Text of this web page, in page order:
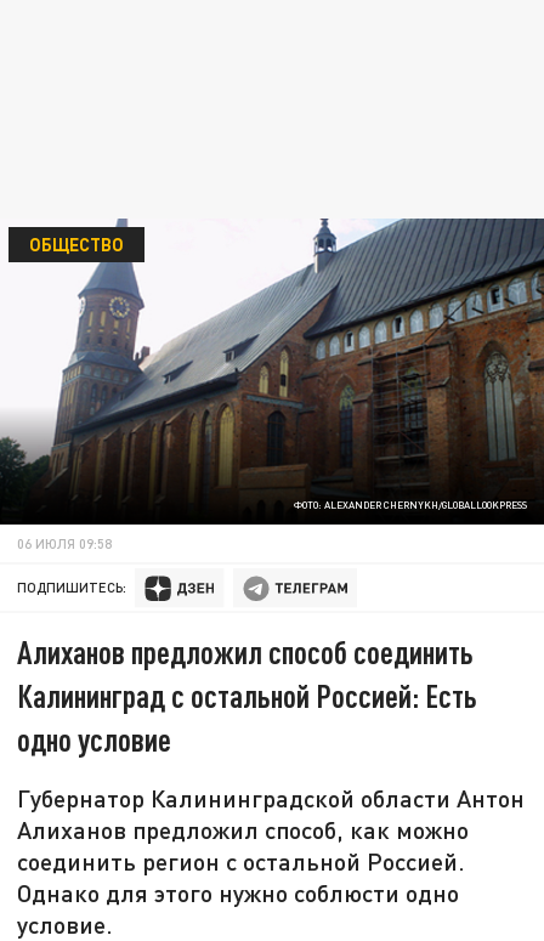
ФОТО: ALEXANDER CHERNYKH/GLOBALLOOKPRESS
ОБЩЕСТВО
06 ИЮЛЯ 09:58
ПОДПИШИТЕСЬ:
Алиханов предложил способ соединить
Калининград с остальной Россией: Есть
одно условие
Губернатор Калининградской области Антон
Алиханов предложил способ, как можно
соединить регион с остальной Россией.
Однако для этого нужно соблюсти одно
условие.